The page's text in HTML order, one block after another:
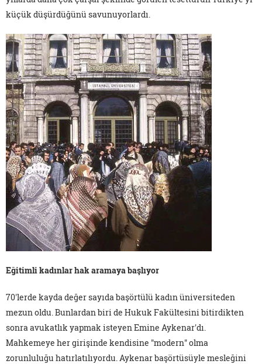
küçük düşürdüğünü savunuyorlardı.
Eğitimli kadınlar hak aramaya başlıyor
70'lerde kayda değer sayıda başörtülü kadın üniversiteden
mezun oldu. Bunlardan biri de Hukuk Fakültesini bitirdikten
sonra avukatlık yapmak isteyen Emine Aykenar'dı.
Mahkemeye her girişinde kendisine "modern" olma
zorunluluğu hatırlatılıyordu. Aykenar başörtüsüyle mesleğini